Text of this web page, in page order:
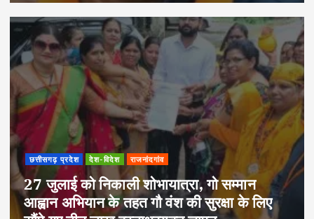
छत्तीसगढ़ प्रदेश देश-विदेश राजनांदगांव
27 जुलाई को निकाली शोभायात्रा, गो सम्मान
आह्वान अभियान के तहत गौ वंश की सुरक्षा के लिए